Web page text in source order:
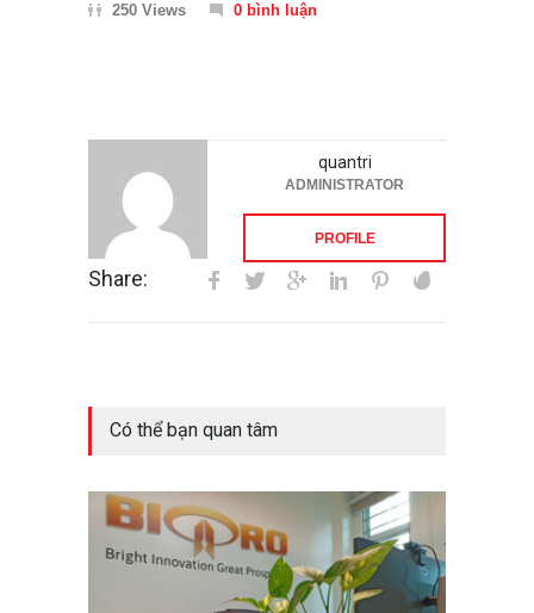
250 Views
0 bình luận
quantri
ADMINISTRATOR
PROFILE
Share:
Có thể bạn quan tâm